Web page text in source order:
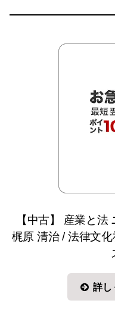
【中古】 産業と
梶原 清治 / 法律文
詳し